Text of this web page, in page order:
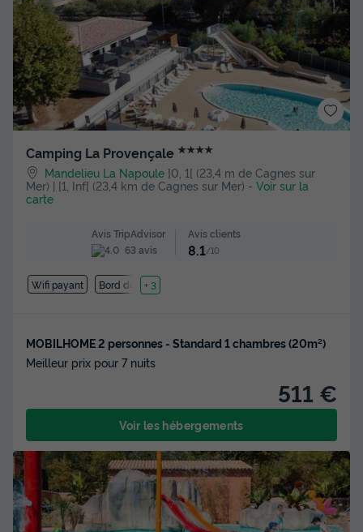
Camping La Provençale ★★★★
Mandelieu La Napoule ]0, 1[ (23,4 m de Cagnes sur
Mer) | [1, Inf[ (23,4 km de Cagnes sur Mer) - Voir sur la
carte
Avis TripAdvisor
63 avis
Avis clients
8.1/10
Wifi payant Bord de mer
+ 3
MOBILHOME 2 personnes - Standard 1 chambres (20m²)
Meilleur prix pour 7 nuits
511 €
Voir les hébergements